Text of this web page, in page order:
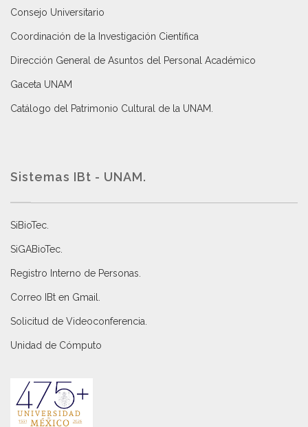
Consejo Universitario
Coordinación de la Investigación Científica
Dirección General de Asuntos del Personal Académico
Gaceta UNAM
Catálogo del Patrimonio Cultural de la UNAM.
Sistemas IBt - UNAM.
SiBioTec
SiGABioTec.
Registro Interno de Personas
Correo IBt en Gmail
Solicitud de Videoconferencia.
Unidad de Cómputo